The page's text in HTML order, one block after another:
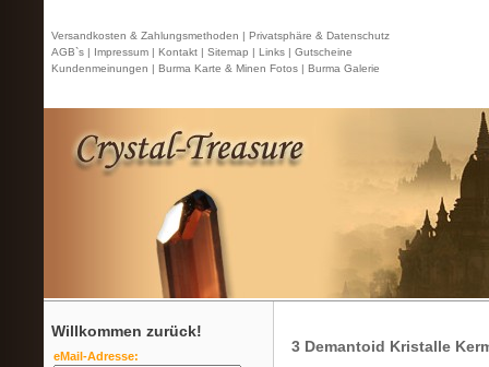
Versandkosten & Zahlungsmethoden | Privatsphäre & Datenschutz
AGB`s | Impressum | Kontakt | Sitemap | Links | Gutscheine
Kundenmeinungen | Burma Karte & Minen Fotos | Burma Galerie
Willkommen zurück!
eMail-Adresse:
3 Demantoid Kristalle